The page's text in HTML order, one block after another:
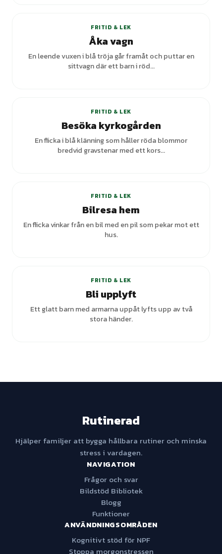
FRITID & LEK
Åka vagn
En leende vuxen i blå tröja går framåt och puttar en
sittvagn där ett barn i röd...
FRITID & LEK
Besöka kyrkogården
En flicka i blå klänning som håller röda blommor
bredvid gravstenar med ett kors...
FRITID & LEK
Bilresa hem
En flicka vinkar från en bil med en pil som pekar mot ett
hus.
FRITID & LEK
Bli upplyft
Ett glatt barn med armarna uppåt lyfts upp av två
stora händer.
Rutinerad
Hjälper familjer att bygga hållbara rutiner och minska
stress i vardagen.
NAVIGATION
Frågor och svar
Bildstöd Bibliotek
Blogg
Funktioner
ANVÄNDNINGSOMRÅDEN
Kognitivt stöd för NPF
Stoppa morgonstressen